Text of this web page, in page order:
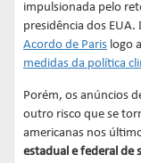
entenda o compromisso
INFORMAR
entenda o compromisso
REPRESENTAR
entenda o compromisso
AUTORREGULAR
impulsionada pelo
presidência dos EUA.
Acordo de Paris logo
medidas da política
Porém, os anúncios
outro risco que se
americanas nos
estadual e federal de